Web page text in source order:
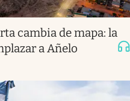
cambia de mapa: la
a Añelo